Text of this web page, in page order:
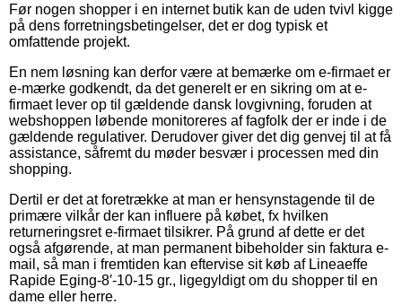
Før nogen shopper i en internet butik kan de uden tvivl kigge
på dens forretningsbetingelser, det er dog typisk et
omfattende projekt.
En nem løsning kan derfor være at bemærke om e-firmaet er
e-mærke godkendt, da det generelt er en sikring om at e-
firmaet lever op til gældende dansk lovgivning, foruden at
webshoppen løbende monitoreres af fagfolk der er inde i de
gældende regulativer. Derudover giver det dig genvej til at få
assistance, såfremt du møder besvær i processen med din
shopping.
Dertil er det at foretrække at man er hensynstagende til de
primære vilkår der kan influere på købet, fx hvilken
returneringsret e-firmaet tilsikrer. På grund af dette er det
også afgørende, at man permanent bibeholder sin faktura e-
mail, så man i fremtiden kan eftervise sit køb af Lineaeffe
Rapide Eging-8′-10-15 gr., ligegyldigt om du shopper til en
dame eller herre.